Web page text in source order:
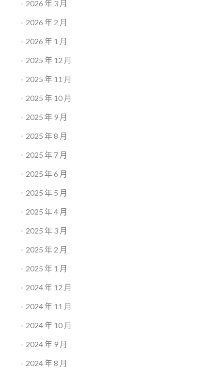
2026 年 3 月
2026 年 2 月
2026 年 1 月
2025 年 12 月
2025 年 11 月
2025 年 10 月
2025 年 9 月
2025 年 8 月
2025 年 7 月
2025 年 6 月
2025 年 5 月
2025 年 4 月
2025 年 3 月
2025 年 2 月
2025 年 1 月
2024 年 12 月
2024 年 11 月
2024 年 10 月
2024 年 9 月
2024 年 8 月